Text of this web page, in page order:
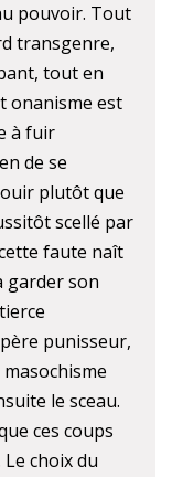
pouvoir. Tout
transgenre,
tout en
onanisme est
à fuir
de se
plutôt que
scellé par
faute naît
garder son
punisseur,
le sceau.
ces coups
Le choix du